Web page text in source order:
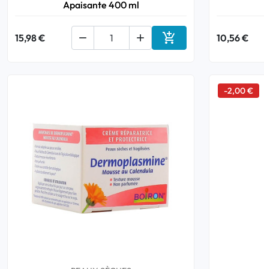
Apaisante 400 ml
15,98 €   Ajouter au panier
10,56 €
-2,00 €